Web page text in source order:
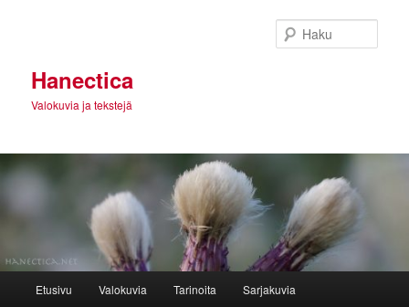
Hanectica
Valokuvia ja tekstejä
Etusivu Valokuvia Tarinoita Sarjakuvia